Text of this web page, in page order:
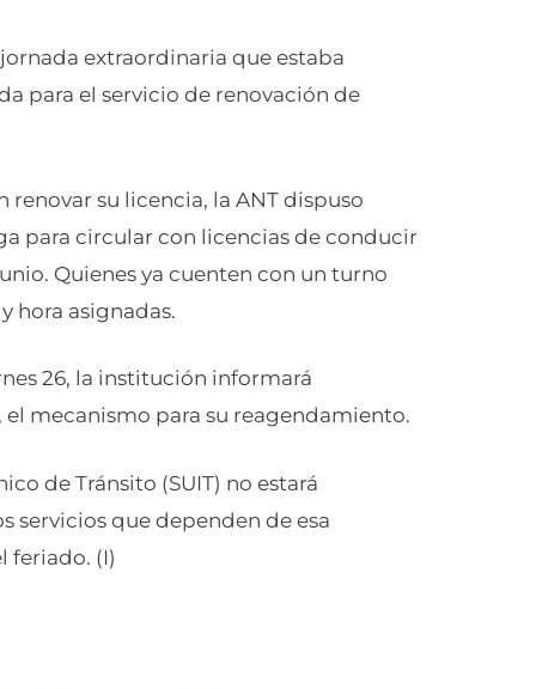
extraordinaria que estaba
para el servicio de renovación de
su licencia, la ANT dispuso
para circular con licencias de conducir
Quienes ya cuenten con un turno
hora asignadas.
26, la institución informará
mecanismo para su reagendamiento.
de Tránsito (SUIT) no estará
servicios que dependen de esa
feriado. (I)